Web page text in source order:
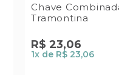
Chave
Tramontina
R$ 23,06
1x de R$ 23,06